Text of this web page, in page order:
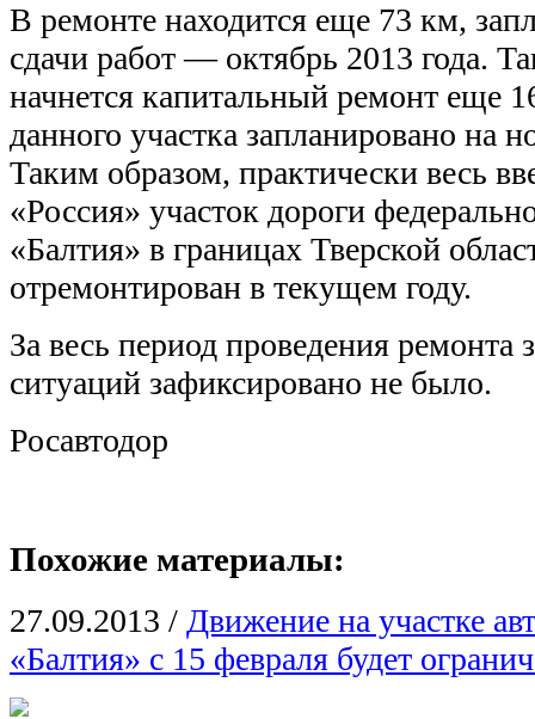
В ремонте находится еще 73 км,
сдачи работ — октябрь 2013 года.
начнется капитальный ремонт еще
данного участка запланировано на
Таким образом, практически весь
«Россия» участок дороги
«Балтия» в границах Тверской
отремонтирован в текущем году.
За весь период проведения ремонта
ситуаций зафиксировано не было.
Росавтодор
Похожие материалы:
27.09.2013 / Движение на участке
«Балтия» с 15 февраля будет